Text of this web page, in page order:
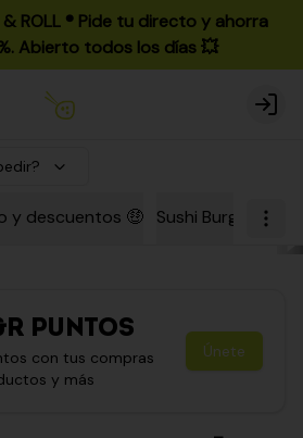
& ROLL ®️ Pide tu directo y ahorra
Abierto todos los días 💥
Login
y descuentos 🤑 Sushi Burgers
PUNTOS
con tus compras
y más
Únete